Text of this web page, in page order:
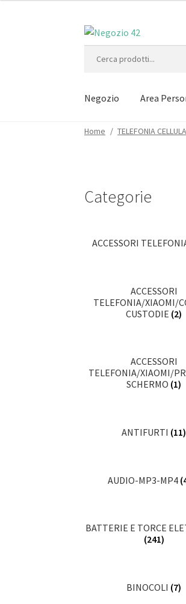
Vai
alla
navigazione
Vai
al
contenuto
Negozio Area
Home / TELEFONIA
Categorie
ACCESSORI
ACCESSORI
TELEFONIA/XIAOMI/
CUSTODIE (2)
ACCESSORI
TELEFONIA/XIAOMI/
SCHERMO (1)
ANTIFURTI (11)
AUDIO-MP3-MP4
BATTERIE E TORCE
(241)
BINOCOLI (7)